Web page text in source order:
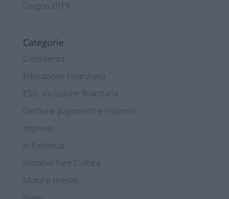
Giugno 2019
Categorie
Consulenza
Educazione Finanziaria
ESG -Inclusione finanziaria
Gestione pagamenti e risparmi
Imprese
In Evidenza
Iniziative Fare Cultura
Mutui e prestiti